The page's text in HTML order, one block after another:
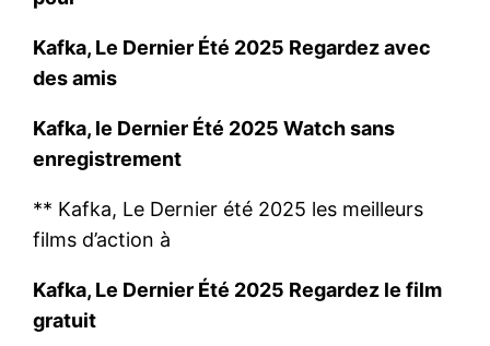
Kafka, Le Dernier Été 2025 Regardez avec
des amis
Kafka, le Dernier Été 2025 Watch sans
enregistrement
** Kafka, Le Dernier été 2025 les meilleurs
films d’action à
Kafka, Le Dernier Été 2025 Regardez le film
gratuit